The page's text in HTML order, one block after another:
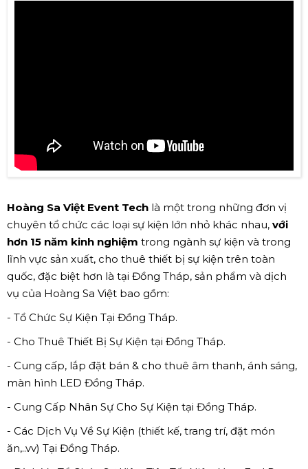
Hoàng Sa Việt Event Tech là một trong những đơn vị
chuyên tổ chức các loại sự kiện lớn nhỏ khác nhau, với
hơn 15 năm kinh nghiệm trong ngành sự kiện và trong
lĩnh vực sản xuất, cho thuê thiết bị sự kiện trên toàn
quốc, đặc biệt hơn là tại Đồng Tháp, sản phẩm và dịch
vụ của Hoàng Sa Việt bao gồm:
- Tổ Chức Sự Kiện Tại Đồng Tháp.
- Cho Thuê Thiết Bị Sự Kiện tại Đồng Tháp.
- Cung cấp, lắp đặt bán & cho thuê âm thanh, ánh sáng,
màn hình LED Đồng Tháp.
- Cung Cấp Nhân Sự Cho Sự Kiện tại Đồng Tháp.
- Các Dịch Vụ Về Sự Kiện (thiết kế, trang trí, đặt món
ăn,..vv) Tại Đồng Tháp.